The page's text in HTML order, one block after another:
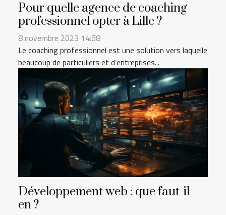
Pour quelle agence de coaching
professionnel opter à Lille ?
8 novembre 2023 14:58
Le coaching professionnel est une solution vers laquelle
beaucoup de particuliers et d’entreprises...
Développement web : que faut-il
en ?